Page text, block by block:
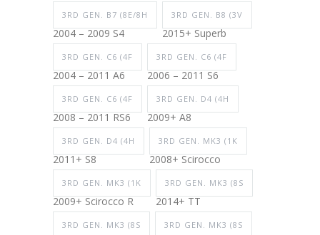
3RD GEN. B7 (8E/8H
2004 – 2009 S4
3RD GEN. B8 (3V
2015+ Superb
3RD GEN. C6 (4F
2004 – 2011 A6
3RD GEN. C6 (4F
2006 – 2011 S6
3RD GEN. C6 (4F
2008 – 2011 RS6
3RD GEN. D4 (4H
2009+ A8
3RD GEN. D4 (4H
2011+ S8
3RD GEN. MK3 (1K
2008+ Scirocco
3RD GEN. MK3 (1K
2009+ Scirocco R
3RD GEN. MK3 (8S
2014+ TT
3RD GEN. MK3 (8S 3RD GEN. MK3 (8S